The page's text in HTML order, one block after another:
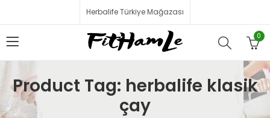
Herbalife Türkiye Mağazası
0
Product Tag: herbalife klasik
çay